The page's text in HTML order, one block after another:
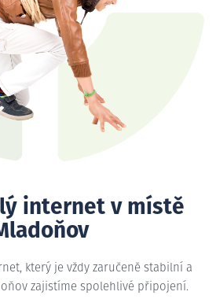
internet v místě
který je vždy zaručeně stabilní a
zajistíme spolehlivé připojení.